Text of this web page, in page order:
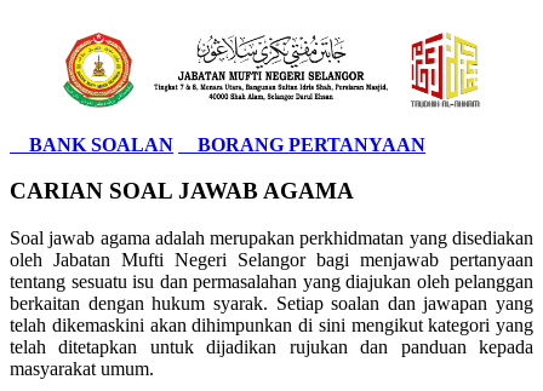
BANK SOALAN BORANG PERTANYAAN
CARIAN SOAL JAWAB AGAMA
Soal jawab agama adalah merupakan perkhidmatan yang disediakan
oleh Jabatan Mufti Negeri Selangor bagi menjawab pertanyaan
tentang sesuatu isu dan permasalahan yang diajukan oleh pelanggan
berkaitan dengan hukum syarak. Setiap soalan dan jawapan yang
telah dikemaskini akan dihimpunkan di sini mengikut kategori yang
telah ditetapkan untuk dijadikan rujukan dan panduan kepada
masyarakat umum.